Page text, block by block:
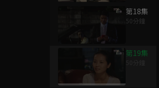
第18集
50分鐘
第19集